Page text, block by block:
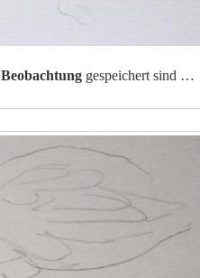
Beobachtunggespeichert sind …